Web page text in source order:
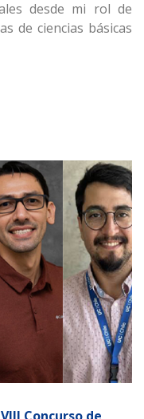
desde mi rol de
de ciencias básicas